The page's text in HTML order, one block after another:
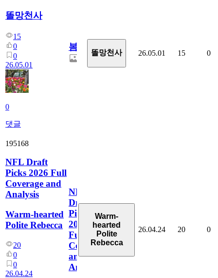
똘망천사
15
0
0
26.05.01
0
댓글
봄
똘망천사 26.05.01 15 0
195168
NFL Draft
Picks 2026 Full
Coverage and
Analysis
Warm-hearted
Polite Rebecca
20
0
0
26.04.24
NFL
Draft
Picks
2026
Full
Coverage
and
Analysis
Warm-
hearted
Polite
Rebecca
26.04.24 20 0